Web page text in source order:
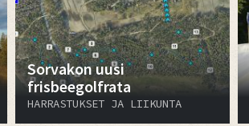
Sorvakon uusi
frisbeegolfrata
HARRASTUKSET JA LIIKUNTA